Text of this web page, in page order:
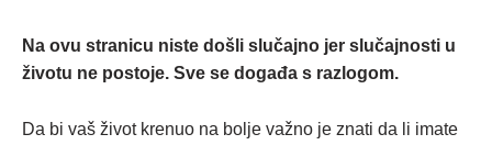
Na ovu stranicu niste došli slučajno jer slučajnosti u
životu ne postoje. Sve se događa s razlogom.
Da bi vaš život krenuo na bolje važno je znati da li imate